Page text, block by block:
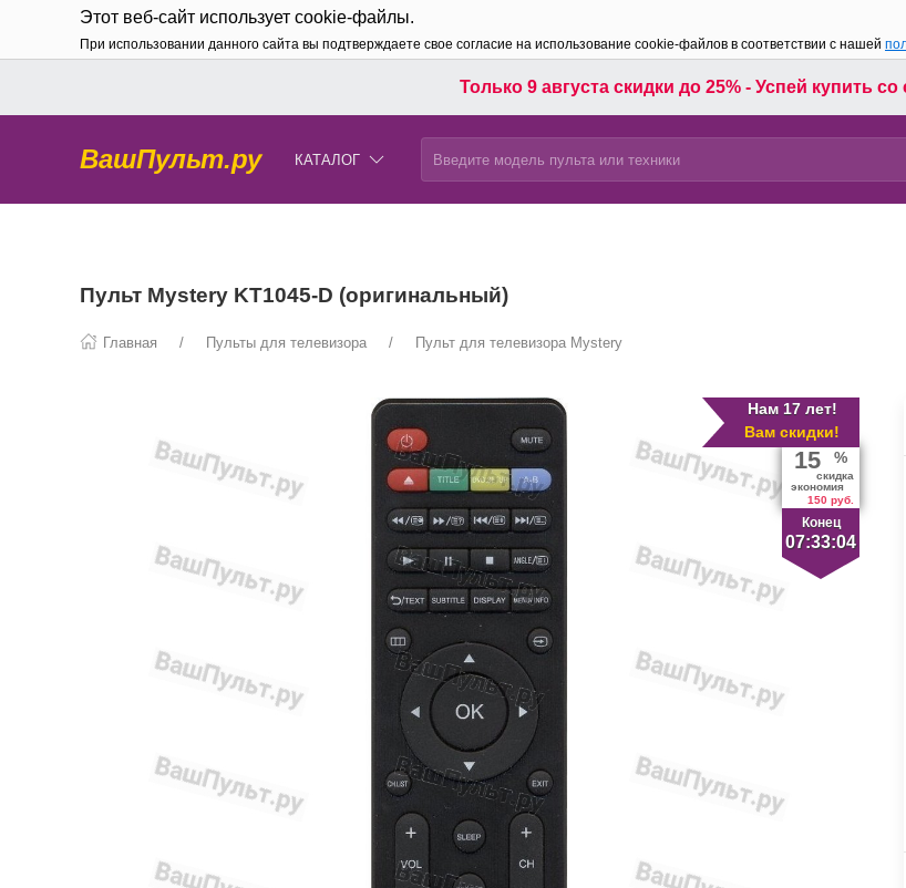
Этот веб-сайт использует cookie-файлы.
При использовании данного сайта вы подтверждаете свое согласие на использование cookie-файлов в соответствии с нашей
Только 9 августа скидки до 25% - Успей купить со
ВашПульт.ру КАТАЛОГ
Пульт Mystery KT1045-D (оригинальный)
Главная Пульты для телевизора Пульт для телевизора Mystery
Нам 17 лет!
Вам скидки!
Конец
07:33:04
15 %
скидка
экономия
150 руб.